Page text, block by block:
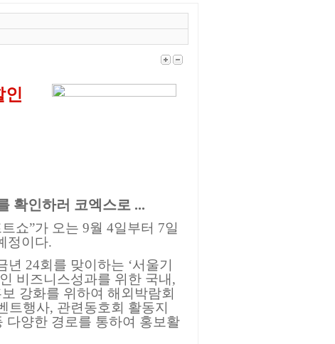
인
확인하러 코엑스로 ...
쇼”가 오는 9월 4일부터 7일
정이다.
24회를 맞이하는 ‘서울기
비즈니스성과를 위한 국내,
강화를 위하여 해외박람회
트행사, 관련동호회 활동지
다양한 경로를 통하여 홍보활